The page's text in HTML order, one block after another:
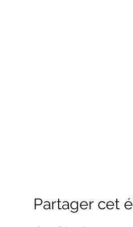
Partager cet